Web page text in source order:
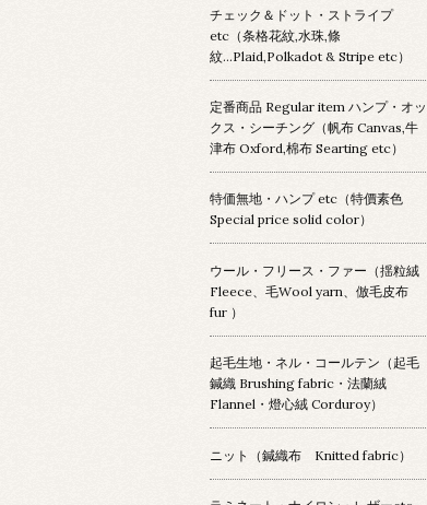
チェック＆ドット・ストライプ
etc（条格花紋,水珠,條
紋...Plaid,Polkadot & Stripe etc）
定番商品 Regular item ハンプ・オッ
クス・シーチング（帆布 Canvas,牛
津布 Oxford,棉布 Searting etc）
特価無地・ハンプ etc（特價素色
Special price solid color）
ウール・フリース・ファー（揺粒絨
Fleece、毛Wool yarn、倣毛皮布
fur ）
起毛生地・ネル・コールテン（起毛
鍼織 Brushing fabric・法蘭絨
Flannel・燈心絨 Corduroy）
ニット（鍼織布 Knitted fabric）